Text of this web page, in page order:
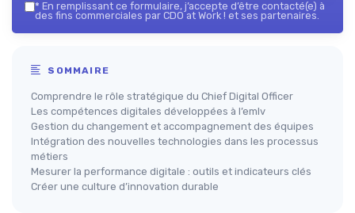
* En remplissant ce formulaire, j’accepte d’être contacté(e) à
des fins commerciales par CDO at Work ! et ses partenaires.
SOMMAIRE
Comprendre le rôle stratégique du Chief Digital Officer
Les compétences digitales développées à l’emlv
Gestion du changement et accompagnement des équipes
Intégration des nouvelles technologies dans les processus
métiers
Mesurer la performance digitale : outils et indicateurs clés
Créer une culture d’innovation durable